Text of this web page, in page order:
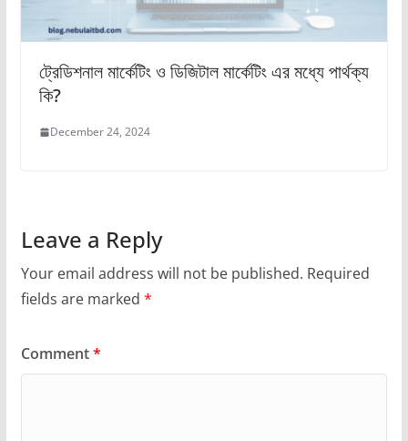
ট্রেডিশনাল মার্কেটিং ও ডিজিটাল মার্কেটিং এর মধ্যে পার্থক্য
কি?
December 24, 2024
Leave a Reply
Your email address will not be published. Required
fields are marked *
Comment*